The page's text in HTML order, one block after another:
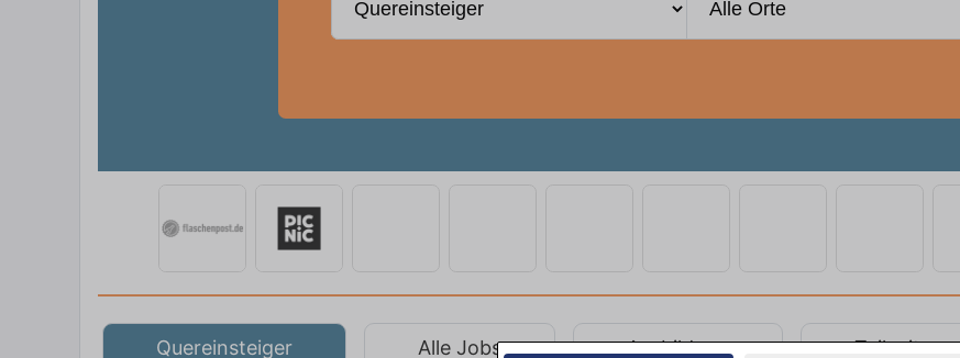
Quereinsteiger Alle Jobs Ausbildung Teilzeit